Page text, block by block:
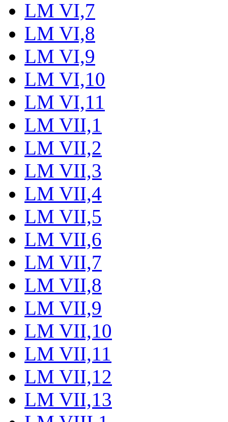
LM VI,7
LM VI,8
LM VI,9
LM VI,10
LM VI,11
LM VII,1
LM VII,2
LM VII,3
LM VII,4
LM VII,5
LM VII,6
LM VII,7
LM VII,8
LM VII,9
LM VII,10
LM VII,11
LM VII,12
LM VII,13